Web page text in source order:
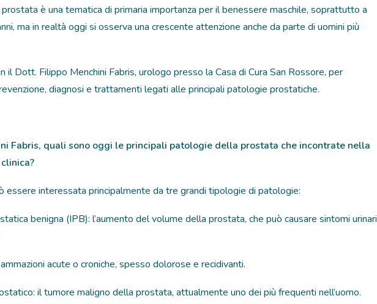
è una tematica di primaria importanza per il benessere maschile, soprattutto a
ma in realtà oggi si osserva una crescente attenzione anche da parte di uomini più
ilDott. Filippo Menchini Fabris, urologo presso la Casa di Cura San Rossore, per
diagnosi e trattamenti legati alle principali patologie prostatiche.
Fabris, quali sono oggi le principali patologie della prostata che incontrate nella
essere interessata principalmente da tre grandi tipologie di patologie:
benigna (IPB): l’aumento del volume della prostata, che può causare sintomi urinari
acute o croniche, spesso dolorose e recidivanti.
il tumore maligno della prostata, attualmente uno dei più frequenti nell’uomo.